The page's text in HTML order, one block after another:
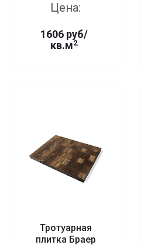
Цена:
1606 руб/
кв.м2
Тротуарная
плитка Браер